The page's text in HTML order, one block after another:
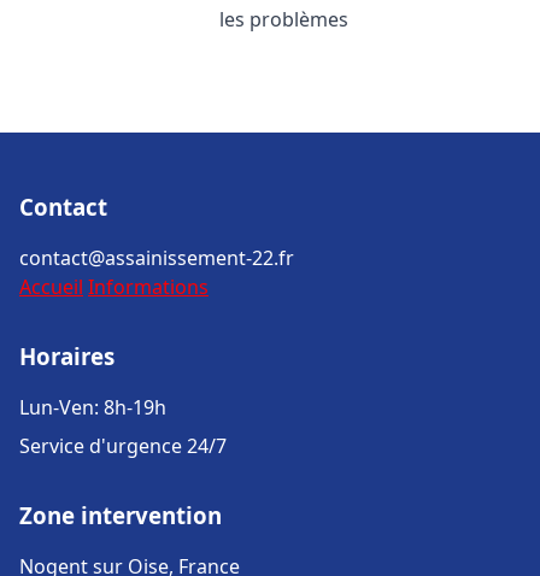
les problèmes
Contact
contact@assainissement-22.fr
Accueil Informations
Horaires
Lun-Ven: 8h-19h
Service d'urgence 24/7
Zone intervention
Nogent sur Oise, France